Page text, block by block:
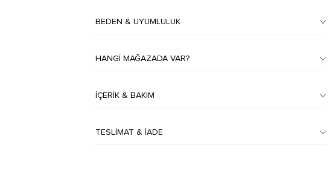
BEDEN & UYUMLULUK
HANGI MAĞAZADA VAR?
İÇERIK & BAKIM
TESLIMAT & İADE